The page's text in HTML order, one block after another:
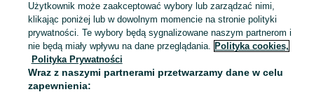
Zobacz
Mapa kategorii
Mapa miejscowości
Mapa ministron
Użytkownik może zaakceptować wybory lub zarządzać nimi,
klikając poniżej lub w dowolnym momencie na stronie polityki
prywatności. Te wybory będą sygnalizowane naszym partnerom i
nie będą miały wpływu na dane przeglądania. Polityka cookies,
Polityka Prywatności
Wraz z naszymi partnerami przetwarzamy dane w celu
zapewnienia: